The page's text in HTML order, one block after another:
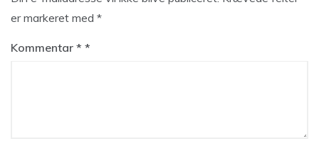
er markeret med *
Kommentar *